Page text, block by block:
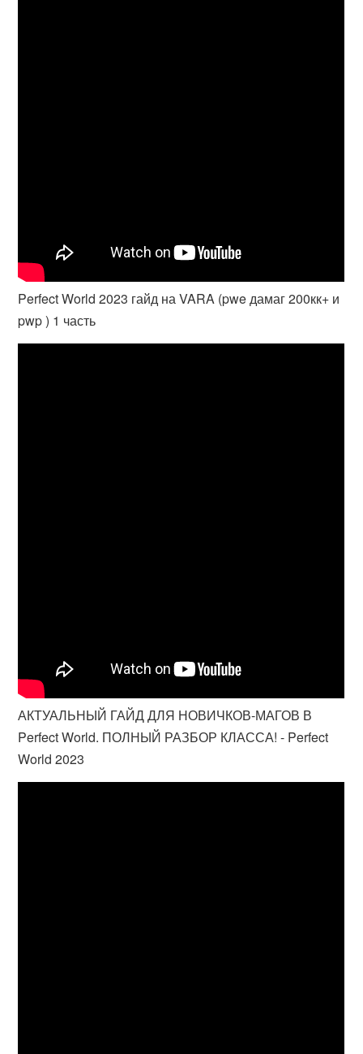
Perfect World 2023 гайд на VARA (pwe дамаг 200кк+ и
pwp ) 1 часть
АКТУАЛЬНЫЙ ГАЙД ДЛЯ НОВИЧКОВ-МАГОВ В
Perfect World. ПОЛНЫЙ РАЗБОР КЛАССА! - Perfect
World 2023